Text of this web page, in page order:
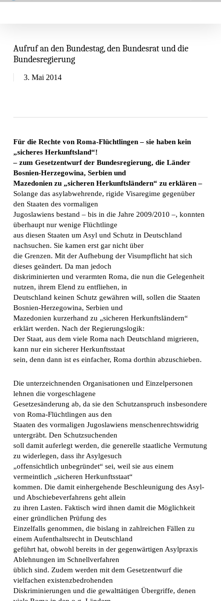
Skip
Aufruf an den Bundestag, den Bundesrat und die
Bundesregierung
3. Mai 2014
Für die Rechte von Roma-Flüchtlingen – sie haben kein
„sicheres Herkunftsland“!
– zum Gesetzentwurf der Bundesregierung, die Länder
Bosnien-Herzegowina, Serbien und
Mazedonien zu „sicheren Herkunftsländern“ zu erklären –
Solange das asylabwehrende, rigide Visaregime gegenüber
den Staaten des vormaligen
Jugoslawiens bestand – bis in die Jahre 2009/2010 –, konnten
überhaupt nur wenige Flüchtlinge
aus diesen Staaten um Asyl und Schutz in Deutschland
nachsuchen. Sie kamen erst gar nicht über
die Grenzen. Mit der Aufhebung der Visumpflicht hat sich
dieses geändert. Da man jedoch
diskriminierten und verarmten Roma, die nun die Gelegenheit
nutzen, ihrem Elend zu entfliehen, in
Deutschland keinen Schutz gewähren will, sollen die Staaten
Bosnien-Herzegowina, Serbien und
Mazedonien kurzerhand zu „sicheren Herkunftsländern“
erklärt werden. Nach der Regierungslogik:
Der Staat, aus dem viele Roma nach Deutschland migrieren,
kann nur ein sicherer Herkunftsstaat
sein, denn dann ist es einfacher, Roma dorthin abzuschieben.
Die unterzeichnenden Organisationen und Einzelpersonen
lehnen die vorgeschlagene
Gesetzesänderung ab, da sie den Schutzanspruch insbesondere
von Roma-Flüchtlingen aus den
Staaten des vormaligen Jugoslawiens menschenrechtswidrig
untergräbt. Den Schutzsuchenden
soll damit auferlegt werden, die generelle staatliche Vermutung
zu widerlegen, dass ihr Asylgesuch
„offensichtlich unbegründet“ sei, weil sie aus einem
vermeintlich „sicheren Herkunftsstaat“
kommen. Die damit einhergehende Beschleunigung des Asyl-
und Abschiebeverfahrens geht allein
zu ihren Lasten. Faktisch wird ihnen damit die Möglichkeit
einer gründlichen Prüfung des
Einzelfalls genommen, die bislang in zahlreichen Fällen zu
einem Aufenthaltsrecht in Deutschland
geführt hat, obwohl bereits in der gegenwärtigen Asylpraxis
Ablehnungen im Schnellverfahren
üblich sind. Zudem werden mit dem Gesetzentwurf die
vielfachen existenzbedrohenden
Diskriminierungen und die gewalttätigen Übergriffe, denen
Menu